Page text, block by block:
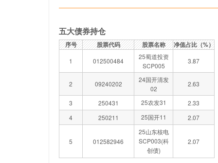
五大债券持仓
序号 股票代码 股票名称 净值占比（%）
1 012500484
25蜀道投资
SCP005
3.87
2 09240202
24国开清发
02
2.63
3 250431 25农发31
2.33
4
250211 25国开11 2.07
5 012582946
25山东核电
SCP003(科
创债)
2.07